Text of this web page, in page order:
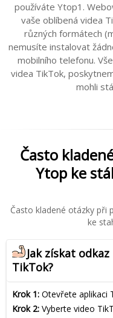
používáte Ytop1.
vaše oblíbená videa
různých formátech
nemusíte instalovat
mobilního telefonu.
videa TikTok,
mohli
Často
Ytop ke
Často kladené otázky při
ke
Jak získat
TikTok?
Krok 1: Otevřete aplikaci
Krok 2: Vyberte video